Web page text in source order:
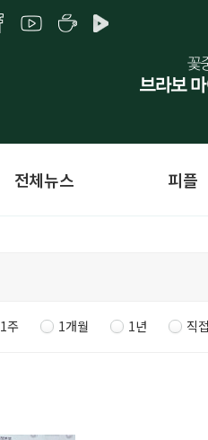
전체뉴스 피플
1주 1개월 1년 직